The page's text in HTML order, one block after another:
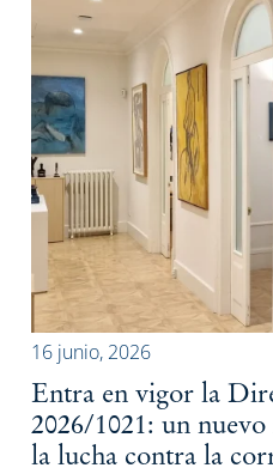
16 junio, 2026
Entra en vigor la
2026/1021: un
la lucha contra la